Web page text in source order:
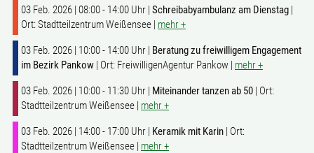
03 Feb. 2026 | 08:00 - 14:00 Uhr | Schreibabyambulanz am Dienstag |
Ort: Stadtteilzentrum Weißensee | mehr +
03 Feb. 2026 | 10:00 - 14:00 Uhr | Beratung zu freiwilligem Engagement
im Bezirk Pankow | Ort: FreiwilligenAgentur Pankow | mehr +
03 Feb. 2026 | 10:00 - 11:30 Uhr | Miteinander tanzen ab 50 | Ort:
Stadtteilzentrum Weißensee | mehr +
03 Feb. 2026 | 14:00 - 17:00 Uhr | Keramik mit Karin | Ort:
Stadtteilzentrum Weißensee | mehr +